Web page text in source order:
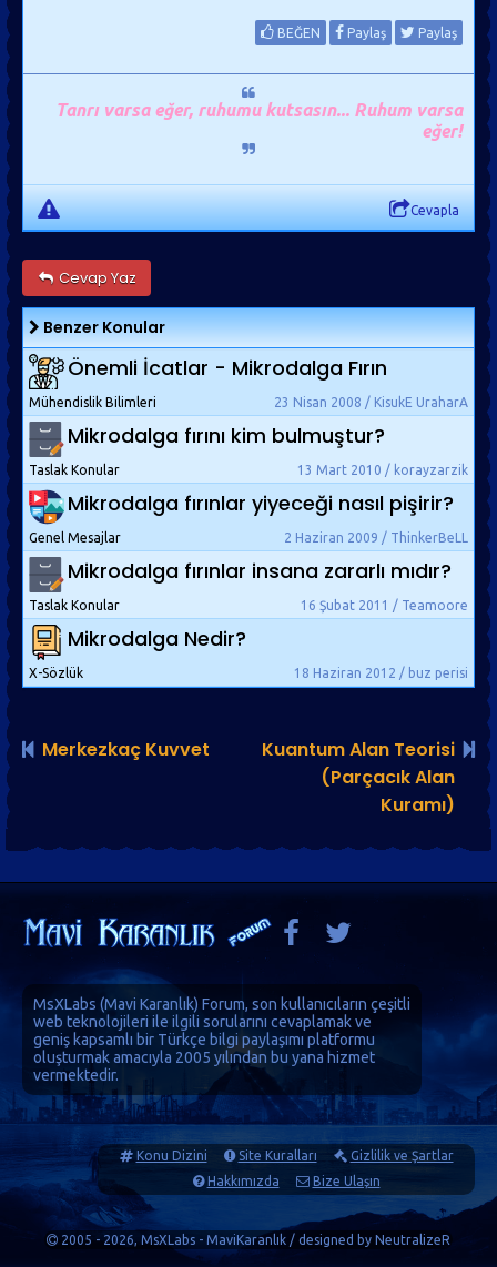
BEĞEN Paylaş Paylaş
Tanrı varsa eğer, ruhumu kutsasın... Ruhum varsa
eğer!
Cevapla
Cevap Yaz
Benzer Konular
Önemli İcatlar - Mikrodalga Fırın
23 Nisan 2008 / KisukE UraharA
Mühendislik Bilimleri
Mikrodalga fırını kim bulmuştur?
13 Mart 2010 / korayzarzik
Taslak Konular
Mikrodalga fırınlar yiyeceği nasıl pişirir?
2 Haziran 2009 / ThinkerBeLL
Genel Mesajlar
Mikrodalga fırınlar insana zararlı mıdır?
16 Şubat 2011 / Teamoore
Taslak Konular
Mikrodalga Nedir?
18 Haziran 2012 / buz perisi
X-Sözlük
Merkezkaç Kuvvet
Kuantum Alan Teorisi
(Parçacık Alan
Kuramı)
MsXLabs (Mavi Karanlık) Forum, son kullanıcıların çeşitli
web teknolojileri ile ilgili sorularını cevaplamak ve
geniş kapsamlı bir Türkçe bilgi paylaşımı platformu
oluşturmak amacıyla 2005 yılından bu yana hizmet
vermektedir.
Konu Dizini Site Kuralları
Gizlilik ve Şartlar
Hakkımızda
Bize Ulaşın
2005 - 2026, MsXLabs - MaviKaranlık / designed by NeutralizeR